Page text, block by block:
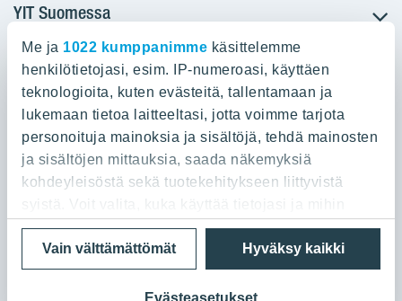
Me ja 1022 kumppanimme käsittelemme
henkilötietojasi, esim. IP-numeroasi, käyttäen
teknologioita, kuten evästeitä, tallentamaan ja
lukemaan tietoa laitteeltasi, jotta voimme tarjota
personoituja mainoksia ja sisältöjä, tehdä mainosten
ja sisältöjen mittauksia, saada näkemyksiä
kohdeyleisöstä sekä tuotekehitykseen liittyvistä
syistä. Voit valita, kuka käyttää tietojasi ja mihin
tarkoituksiin.
Jos sallit, haluamme myös tehdä seuraavia:
Kerätä tietoja maantieteellisestä sijainnistasi,
Hyväksy kaikki
Evästeasetukset
Vain välttämättömät
Tietoa YIT:stä
Töihin meille
Sijoittajat
Projektit
Media
Yhteystiedot
YIT Suomessa
Myytävät asunnot
Vuokrattavat toimitilat
Kiinteistösijoittaminen
Infrarakentaminen
Toimitilarakentaminen
Teollisuusrakentaminen
YIT:n pääkonttori
Panuntie 11, PL 36, 00620 Helsinki
020 433 111
Tietosuoja ja Käyttöehdot Lähetä meille palautetta
Evästeet